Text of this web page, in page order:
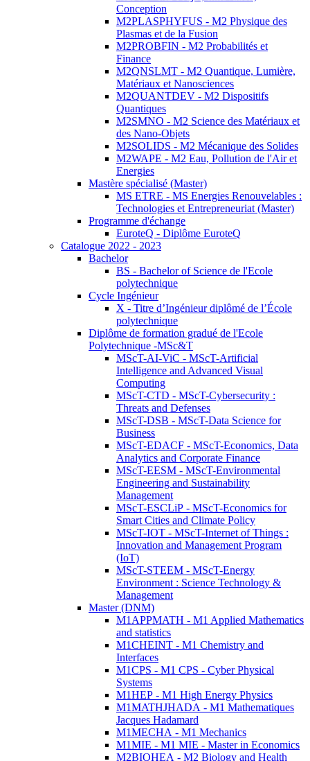
Conception
M2PLASPHYFUS - M2 Physique des
Plasmas et de la Fusion
M2PROBFIN - M2 Probabilités et
Finance
M2QNSLMT - M2 Quantique, Lumière,
Matériaux et Nanosciences
M2QUANTDEV - M2 Dispositifs
Quantiques
M2SMNO - M2 Science des Matériaux et
des Nano-Objets
M2SOLIDS - M2 Mécanique des Solides
M2WAPE - M2 Eau, Pollution de l'Air et
Energies
Mastère spécialisé (Master)
MS ETRE - MS Energies Renouvelables :
Technologies et Entrepreneuriat (Master)
Programme d'échange
EuroteQ - Diplôme EuroteQ
Catalogue 2022 - 2023
Bachelor
BS - Bachelor of Science de l'Ecole
polytechnique
Cycle Ingénieur
X - Titre d’Ingénieur diplômé de l’École
polytechnique
Diplôme de formation gradué de l'Ecole
Polytechnique -MSc&T
MScT-AI-ViC - MScT-Artificial
Intelligence and Advanced Visual
Computing
MScT-CTD - MScT-Cybersecurity :
Threats and Defenses
MScT-DSB - MScT-Data Science for
Business
MScT-EDACF - MScT-Economics, Data
Analytics and Corporate Finance
MScT-EESM - MScT-Environmental
Engineering and Sustainability
Management
MScT-ESCLiP - MScT-Economics for
Smart Cities and Climate Policy
MScT-IOT - MScT-Internet of Things :
Innovation and Management Program
(IoT)
MScT-STEEM - MScT-Energy
Environment : Science Technology &
Management
Master (DNM)
M1APPMATH - M1 Applied Mathematics
and statistics
M1CHEINT - M1 Chemistry and
Interfaces
M1CPS - M1 CPS - Cyber Physical
Systems
M1HEP - M1 High Energy Physics
M1MATHJHADA - M1 Mathematiques
Jacques Hadamard
M1MECHA - M1 Mechanics
M1MIE - M1 MIE - Master in Economics
M2BIOHEA - M2 Biology and Health